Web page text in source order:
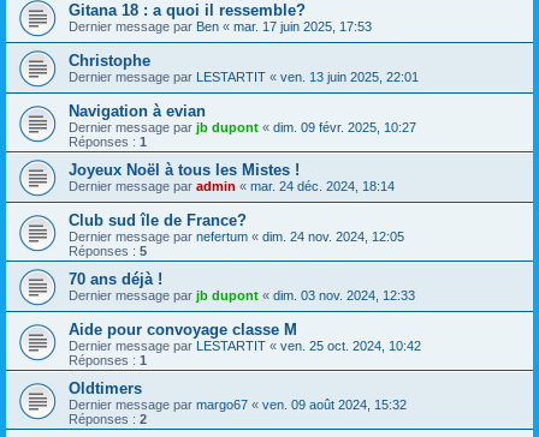
Gitana 18 : a quoi il ressemble?
Dernier message par Ben « mar. 17 juin 2025, 17:53
Christophe
Dernier message par LESTARTIT « ven. 13 juin 2025, 22:01
Navigation à evian
Dernier message par jb dupont « dim. 09 févr. 2025, 10:27
Réponses : 1
Joyeux Noël à tous les Mistes !
Dernier message par admin « mar. 24 déc. 2024, 18:14
Club sud île de France?
Dernier message par nefertum « dim. 24 nov. 2024, 12:05
Réponses : 5
70 ans déjà !
Dernier message par jb dupont « dim. 03 nov. 2024, 12:33
Aide pour convoyage classe M
Dernier message par LESTARTIT « ven. 25 oct. 2024, 10:42
Réponses : 1
Oldtimers
Dernier message par margo67 « ven. 09 août 2024, 15:32
Réponses : 2